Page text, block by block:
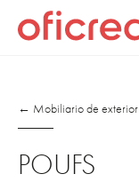
← Mobiliario de exterior
POUFS